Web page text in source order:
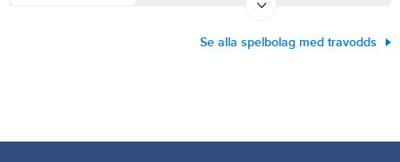
Se alla spelbolag med travodds